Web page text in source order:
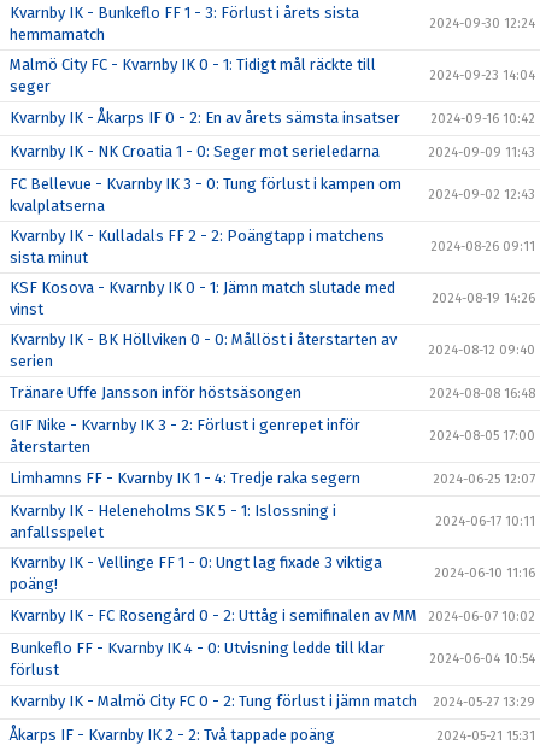
Kvarnby IK - Bunkeflo FF 1 - 3: Förlust i årets sista
hemmamatch
2024-09-30 12:24
Malmö City FC - Kvarnby IK 0 - 1: Tidigt mål räckte till
seger
2024-09-23 14:04
Kvarnby IK - Åkarps IF 0 - 2: En av årets sämsta insatser 2024-09-16 10:42
Kvarnby IK - NK Croatia 1 - 0: Seger mot serieledarna 2024-09-09 11:43
FC Bellevue - Kvarnby IK 3 - 0: Tung förlust i kampen om
kvalplatserna
2024-09-02 12:43
Kvarnby IK - Kulladals FF 2 - 2: Poängtapp i matchens
sista minut
2024-08-26 09:11
KSF Kosova - Kvarnby IK 0 - 1: Jämn match slutade med
vinst
2024-08-19 14:26
Kvarnby IK - BK Höllviken 0 - 0: Mållöst i återstarten av
serien
2024-08-12 09:40
Tränare Uffe Jansson inför höstsäsongen 2024-08-08 16:48
GIF Nike - Kvarnby IK 3 - 2: Förlust i genrepet inför
återstarten
2024-08-05 17:00
Limhamns FF - Kvarnby IK 1 - 4: Tredje raka segern 2024-06-25 12:07
Kvarnby IK - Heleneholms SK 5 - 1: Islossning i
anfallsspelet
2024-06-17 10:11
Kvarnby IK - Vellinge FF 1 - 0: Ungt lag fixade 3 viktiga
poäng!
2024-06-10 11:16
Kvarnby IK - FC Rosengård 0 - 2: Uttåg i semifinalen av MM 2024-06-07 10:02
Bunkeflo FF - Kvarnby IK 4 - 0: Utvisning ledde till klar
förlust
2024-06-04 10:54
Kvarnby IK - Malmö City FC 0 - 2: Tung förlust i jämn match 2024-05-27 13:29
Åkarps IF - Kvarnby IK 2 - 2: Två tappade poäng 2024-05-21 15:31